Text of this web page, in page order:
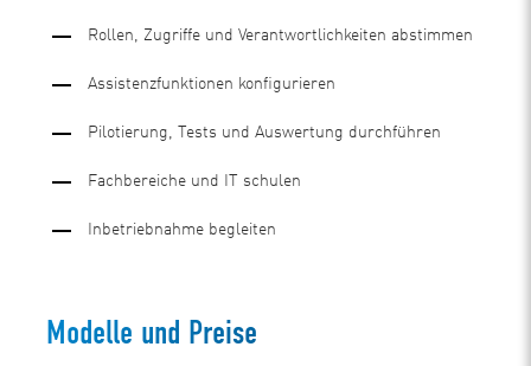
Rollen, Zugriffe und Verantwortlichkeiten abstimmen
Assistenzfunktionen konfigurieren
Pilotierung, Tests und Auswertung durchführen
Fachbereiche und IT schulen
Inbetriebnahme begleiten
Modelle und Preise